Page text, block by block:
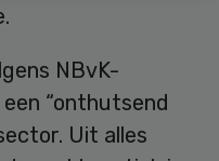
NBvK-
“onthutsend
Uit alles